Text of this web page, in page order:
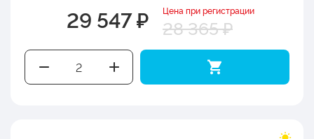
29 547 ₽ Цена при регистрации
28 365 ₽